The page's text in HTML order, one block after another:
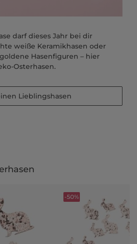
darf dieses Jahr bei dir
weiße Keramikhasen oder
Hasenfiguren – hier
Osterhasen.
Lieblingshasen
-50%